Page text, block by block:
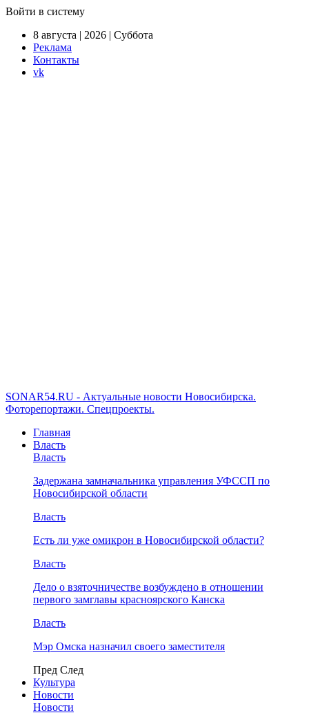
Войти в систему
8 августа | 2026 | Суббота
Реклама
Контакты
vk
SONAR54.RU - Актуальные новости Новосибирска.
Фоторепортажи. Спецпроекты.
Главная
Власть
Власть
Задержана замначальника управления УФССП по
Новосибирской области
Власть
Есть ли уже омикрон в Новосибирской области?
Власть
Дело о взяточничестве возбуждено в отношении
первого замглавы красноярского Канска
Власть
Мэр Омска назначил своего заместителя
Пред След
Культура
Новости
Новости